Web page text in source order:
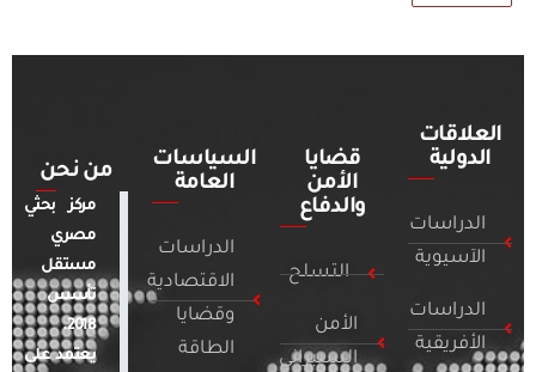
العلاقات
الدولية
الدراسات
الآسيوية
الدراسات
الأفريقية
قضايا
الأمن
والدفاع
التسلح
الأمن
السيبراني
السياسات
العامة
الدراسات
الاقتصادية
وقضايا
الطاقة
من نحن
مركز بحثي
مصري
مستقل
تأسس
2018.
يعتمد على